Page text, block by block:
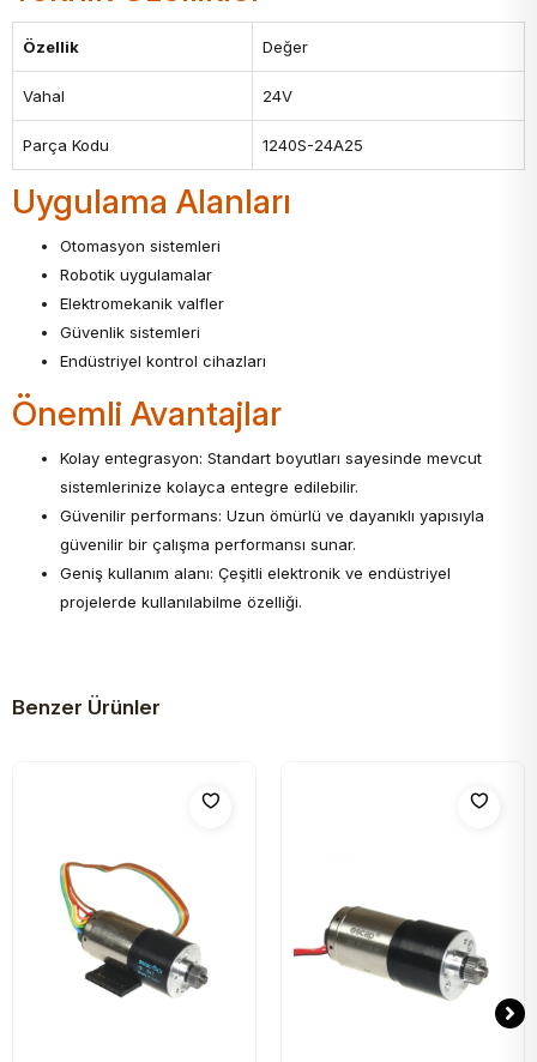
Özellik Değer
Vahal 24V
Parça Kodu 1240S-24A25
Uygulama Alanları
Otomasyon sistemleri
Robotik uygulamalar
Elektromekanik valfler
Güvenlik sistemleri
Endüstriyel kontrol cihazları
Önemli Avantajlar
Kolay entegrasyon: Standart boyutları sayesinde mevcut
sistemlerinize kolayca entegre edilebilir.
Güvenilir performans: Uzun ömürlü ve dayanıklı yapısıyla
güvenilir bir çalışma performansı sunar.
Geniş kullanım alanı: Çeşitli elektronik ve endüstriyel
projelerde kullanılabilme özelliği.
Benzer Ürünler